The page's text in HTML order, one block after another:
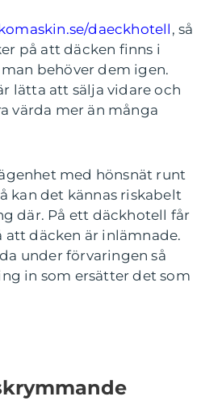
daeckhotell , så
på att däcken finns i
behöver dem igen.
lätta att sälja vidare och
värda mer än många
med hönsnät runt
kan det kännas riskabelt
där. På ett däckhotell får
däcken är inlämnade.
under förvaringen så
in som ersätter det som